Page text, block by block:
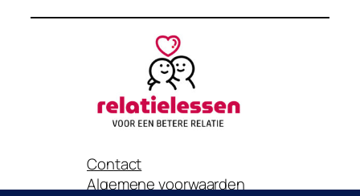
Contact
Algemene voorwaarden